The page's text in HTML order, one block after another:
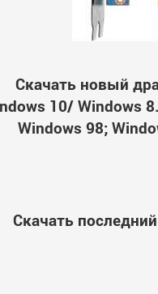
Скачать новый
10/ Windows
Windows 98;
Скачать